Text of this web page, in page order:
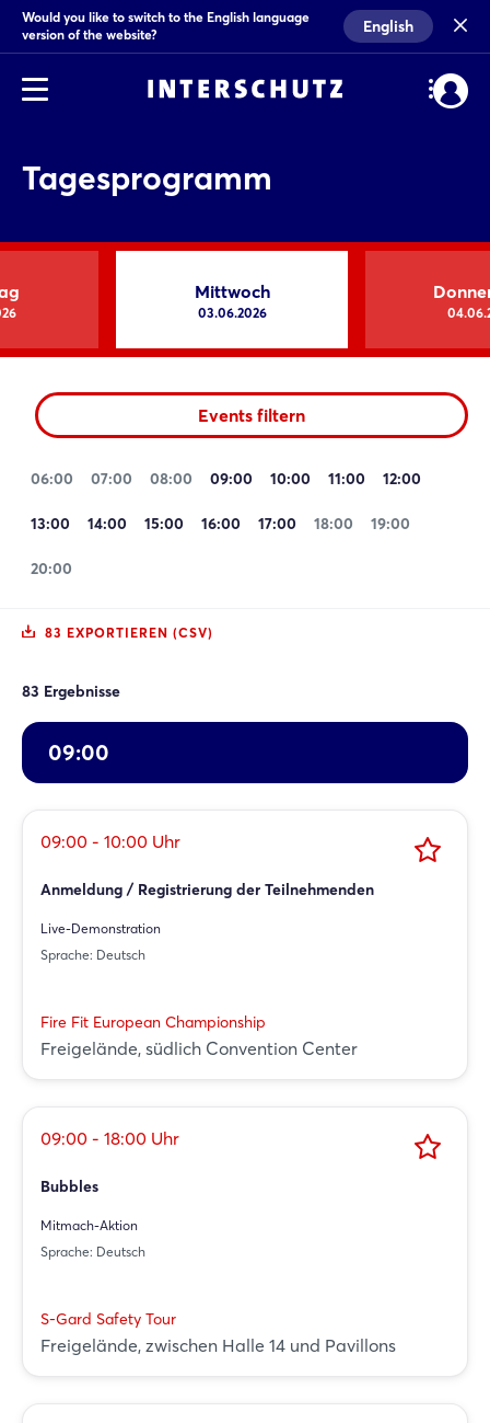
Would you like to switch to the English language
version of the website?
English
Tagesprogramm
Mittwoch
03.06.2026
Events filtern
06:00 07:00 08:00 09:00 10:00 11:00 12:00
13:00 14:00 15:00 16:00 17:00 18:00 19:00
20:00
83 Ergebnisse
83 EXPORTIEREN (CSV)
09:00
09:00 - 10:00 Uhr
Anmeldung / Registrierung der Teilnehmenden
Live-Demonstration
Sprache: Deutsch
Fire Fit European Championship
Freigelände, südlich Convention Center
09:00 - 18:00 Uhr
Bubbles
Mitmach-Aktion
Sprache: Deutsch
S-Gard Safety Tour
Freigelände, zwischen Halle 14 und Pavillons